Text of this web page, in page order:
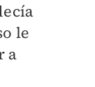
le
a